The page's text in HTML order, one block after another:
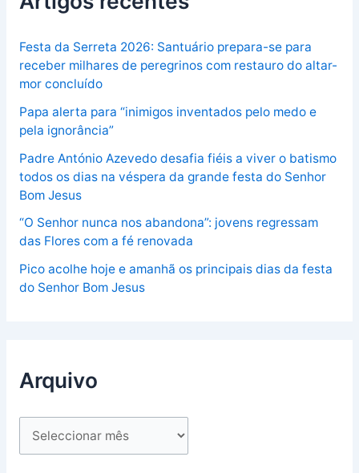
Festa da Serreta 2026: Santuário prepara-se para
receber milhares de peregrinos com restauro do altar-
mor concluído
Papa alerta para “inimigos inventados pelo medo e
pela ignorância”
Padre António Azevedo desafia fiéis a viver o batismo
todos os dias na véspera da grande festa do Senhor
Bom Jesus
“O Senhor nunca nos abandona”: jovens regressam
das Flores com a fé renovada
Pico acolhe hoje e amanhã os principais dias da festa
do Senhor Bom Jesus
Arquivo